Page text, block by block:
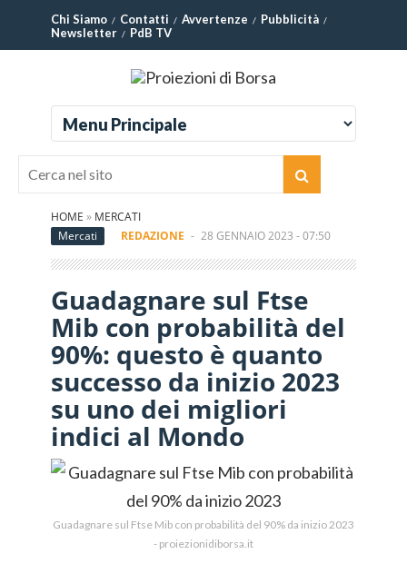
Chi Siamo Contatti Avvertenze
Pubblicità
Newsletter
PdB TV
HOME » MERCATI
Mercati
REDAZIONE - 28 GENNAIO 2023 - 07:50
Guadagnare sul Ftse
Mib con probabilità del
90%: questo è quanto
successo da inizio 2023
su uno dei migliori
indici al Mondo
Guadagnare sul Ftse Mib con probabilità del 90% da inizio 2023
- proiezionidiborsa.it